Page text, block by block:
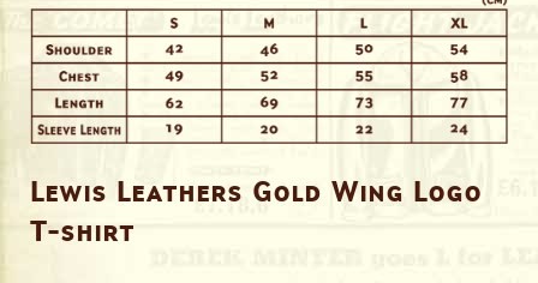
Lewis Leathers Gold Wing Logo
T-shirt